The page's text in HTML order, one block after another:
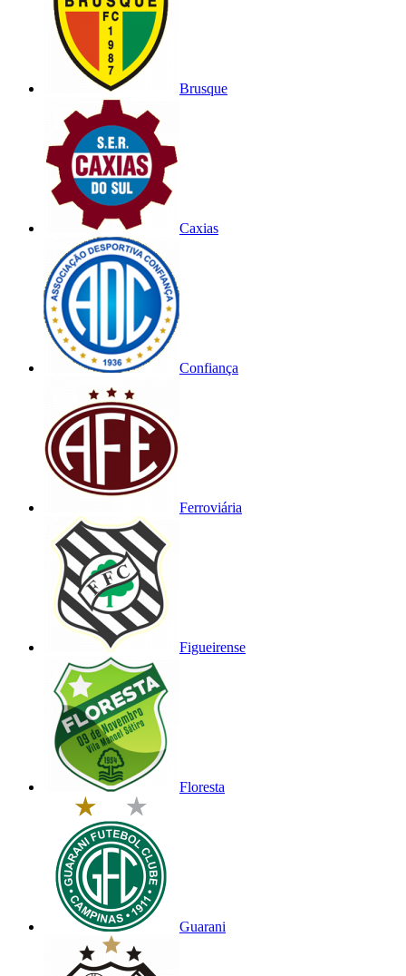
Brusque
Caxias
Confiança
Ferroviária
Figueirense
Floresta
Guarani